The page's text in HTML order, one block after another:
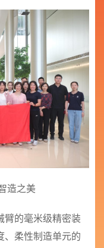
造之美
臂的毫米级精密装
、柔性制造单元的